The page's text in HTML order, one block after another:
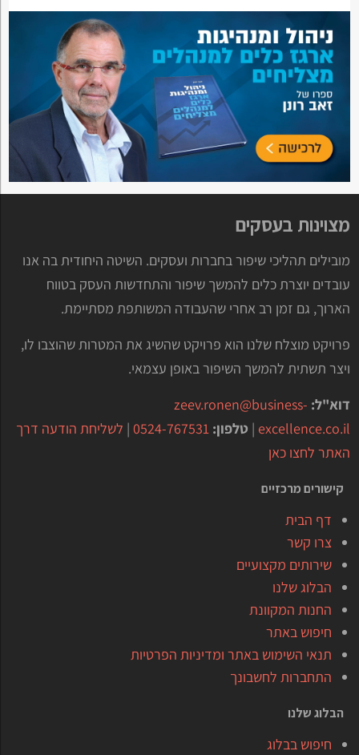
מצוינות בעסקים
מובילים תהליכי שיפור בחברות ועסקים. השיטה היחודית בה אנו
עובדים יוצרת כלים להמשך שיפור והתחדשות העסק בטווח
הארוך, גם זמן רב אחרי שהעבודה המשותפת מסתיימת.
פרויקט מוצלח שלנו הוא פרויקט שהשיג את המטרות שהוצבו לו,
ויצר תשתית להמשך השיפור באופן עצמאי.
דוא"ל: zeev.ronen@business-
excellence.co.il
| טלפון: 0524-767531
| לשליחת הודעה דרך
האתר לחצו כאן
קישורים מרכזיים
דף הבית
צרו קשר
שירותים מקצועיים
הבלוג שלנו
החנות המקוונת
חיפוש באתר
תנאי השימוש באתר ומדיניות הפרטיות
התחברות לחשבונך
הבלוג שלנו
חיפוש בבלוג